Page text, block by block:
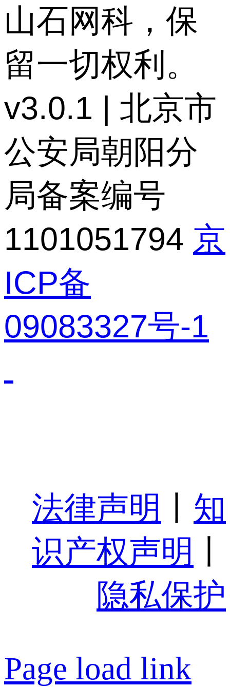
山石网科，保
留一切权利。
v3.0.1 | 北京市
公安局朝阳分
局备案编号
1101051794 京
ICP备
09083327号-1
法律声明
知
识产权声明
隐私保护
Page load link